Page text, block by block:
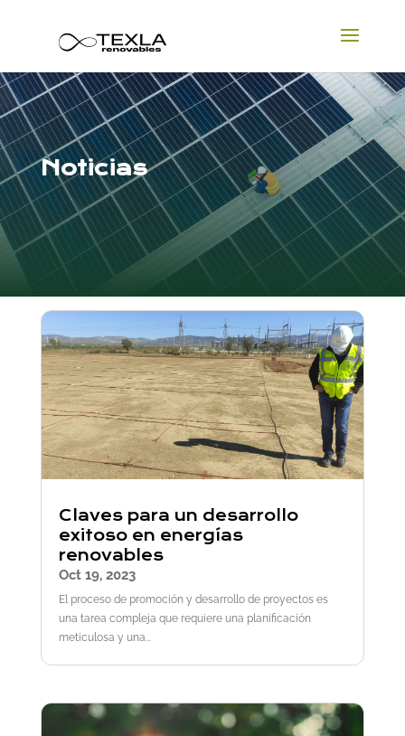
Noticias
Claves para un desarrollo
exitoso en energías
renovables
Oct 19, 2023
El proceso de promoción y desarrollo de proyectos es
una tarea compleja que requiere una planificación
meticulosa y una...